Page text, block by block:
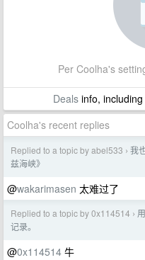
Per Coolha's
Dealsinfo, including
Coolha's recent replies
Replied to a topic by abel533 › 我
兹海峡》
@wakarimasen 太难过了
Replied to a topic by 0x114514 ›
记录。
@0x114514 牛